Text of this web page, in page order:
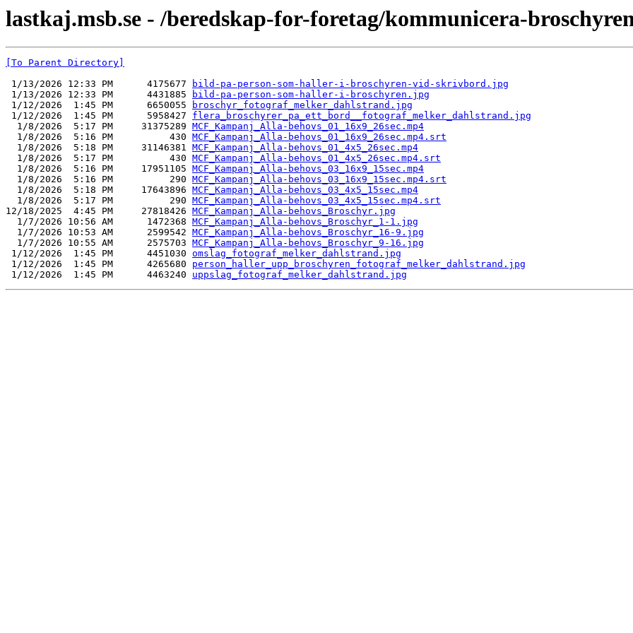
lastkaj.msb.se - /beredskap-for-foretag/kommunicera-
[To Parent Directory]
1/13/2026 12:33 PM      4175677
bild-pa-person-som-haller-i-broschyren-vid-skrivbord.jpg
1/13/2026 12:33 PM      4431885
bild-pa-person-som-haller-i-broschyren.jpg
1/12/2026  1:45 PM      6650055
broschyr_fotograf_melker_dahlstrand.jpg
1/12/2026  1:45 PM      5958427 flera_broschyrer_pa_ett_bord__fotograf_melker_dahlstrand.jpg
  1/8/2026  5:17 PM     31375289
MCF_Kampanj_Alla-behovs_01_16x9_26sec.mp4
  1/8/2026  5:16 PM          430
MCF_Kampanj_Alla-behovs_01_16x9_26sec.mp4.srt
  1/8/2026  5:18 PM     31146381
MCF_Kampanj_Alla-behovs_01_4x5_26sec.mp4
  1/8/2026  5:17 PM          430
MCF_Kampanj_Alla-behovs_01_4x5_26sec.mp4.srt
  1/8/2026  5:16 PM     17951105
MCF_Kampanj_Alla-behovs_03_16x9_15sec.mp4
  1/8/2026  5:16 PM          290
MCF_Kampanj_Alla-behovs_03_16x9_15sec.mp4.srt
  1/8/2026  5:18 PM     17643896
MCF_Kampanj_Alla-behovs_03_4x5_15sec.mp4
  1/8/2026  5:17 PM          290
MCF_Kampanj_Alla-behovs_03_4x5_15sec.mp4.srt
12/18/2025  4:45 PM     27818426 MCF_Kampanj_Alla-behovs_Broschyr.jpg
  1/7/2026 10:56 AM      1472368
MCF_Kampanj_Alla-behovs_Broschyr_1-1.jpg
  1/7/2026 10:53 AM      2599542
MCF_Kampanj_Alla-behovs_Broschyr_16-9.jpg
  1/7/2026 10:55 AM      2575703
MCF_Kampanj_Alla-behovs_Broschyr_9-16.jpg
1/12/2026  1:45 PM      4451030 omslag_fotograf_melker_dahlstrand.jpg
1/12/2026  1:45 PM      4265680 person_haller_upp_broschyren_fotograf_melker_dahlstrand.jpg
1/12/2026  1:45 PM      4463240 uppslag_fotograf_melker_dahlstrand.jpg